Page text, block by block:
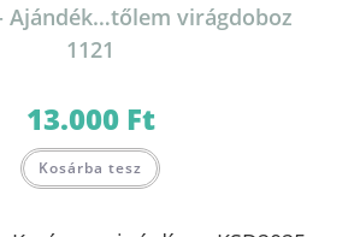
Ajándék…tőlem virágdoboz
1121
13.000 Ft
Kosárba tesz